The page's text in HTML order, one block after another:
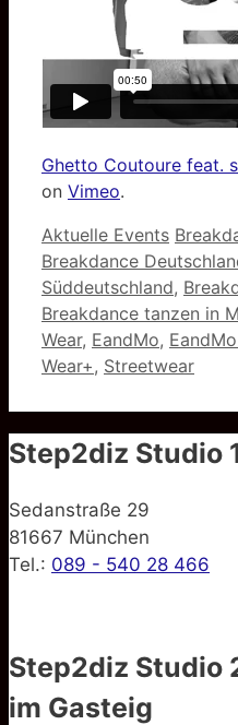
Ghetto Coutoure feat.
on Vimeo.
Kategorien
Aktuelle Events
Breakdance
Süddeutschland,
Breakdance tanzen in
Wear, EandMo,
Wear+, Streetwear
Step2diz Studio
Sedanstraße 29
81667 München
Tel.: 089 - 540 28 466
Step2diz Studio
im Gasteig